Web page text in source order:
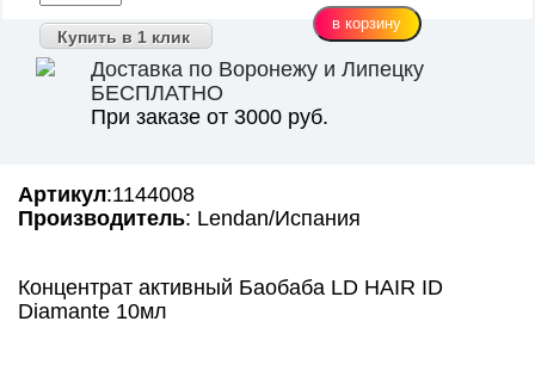
Купить в 1 клик
Доставка по Воронежу и Липецку
БЕСПЛАТНО
При заказе от 3000 руб.
Артикул:1144008
Производитель: Lendan/Испания
Концентрат активный Баобаба LD HAIR ID
Diamante 10мл